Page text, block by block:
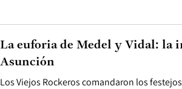
Los Viejos Rockeros comandaron los
La euforia de Medel y Vidal: la
Asunción